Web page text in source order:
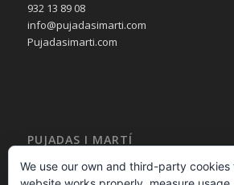
932 13 89 08
info@pujadasimarti.com
Pujadasimarti.com
PUJADAS I MARTÍ
Cortinas en Barcelona
Tendencia en cortinas
We use our own and third-party cookies